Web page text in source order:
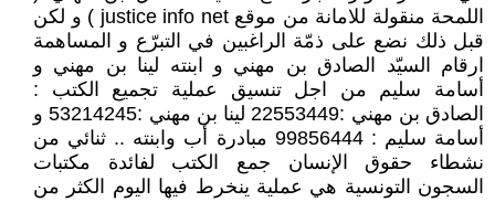
اللمحة منقولة للامانة من موقع justice info net ) و لكن
قبل ذلك نضع على ذمّة الراغبين في التبرّع و المساهمة
ارقام السيّد الصادق بن مهني و ابنته لينا بن مهني و
أسامة سليم من اجل تنسيق عملية تجميع الكتب :
الصادق بن مهني :22553449 لينا بن مهني :53214245 و
أسامة سليم : 99856444 مبادرة أب وابنته .. ثنائي من
نشطاء حقوق الإنسان جمع الكتب لفائدة مكتبات
السجون التونسية هي عملية ينخرط فيها اليوم الكثر من